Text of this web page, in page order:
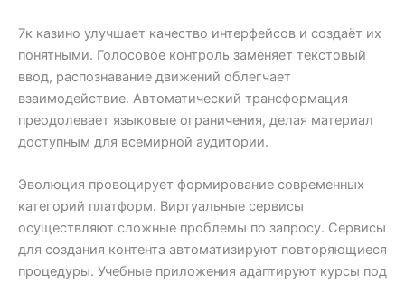
7к казино улучшает качество интерфейсов и создаёт их
понятными. Голосовое контроль заменяет текстовый
ввод, распознавание движений облегчает
взаимодействие. Автоматический трансформация
преодолевает языковые ограничения, делая материал
доступным для всемирной аудитории.
Эволюция провоцирует формирование современных
категорий платформ. Виртуальные сервисы
осуществляют сложные проблемы по запросу. Сервисы
для создания контента автоматизируют повторяющиеся
процедуры. Учебные приложения адаптируют курсы под